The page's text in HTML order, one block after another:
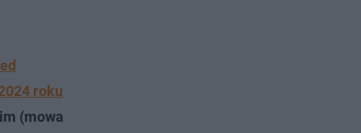
roku
(mowa